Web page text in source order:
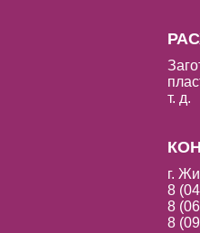
т. д.
г.
8
8
8